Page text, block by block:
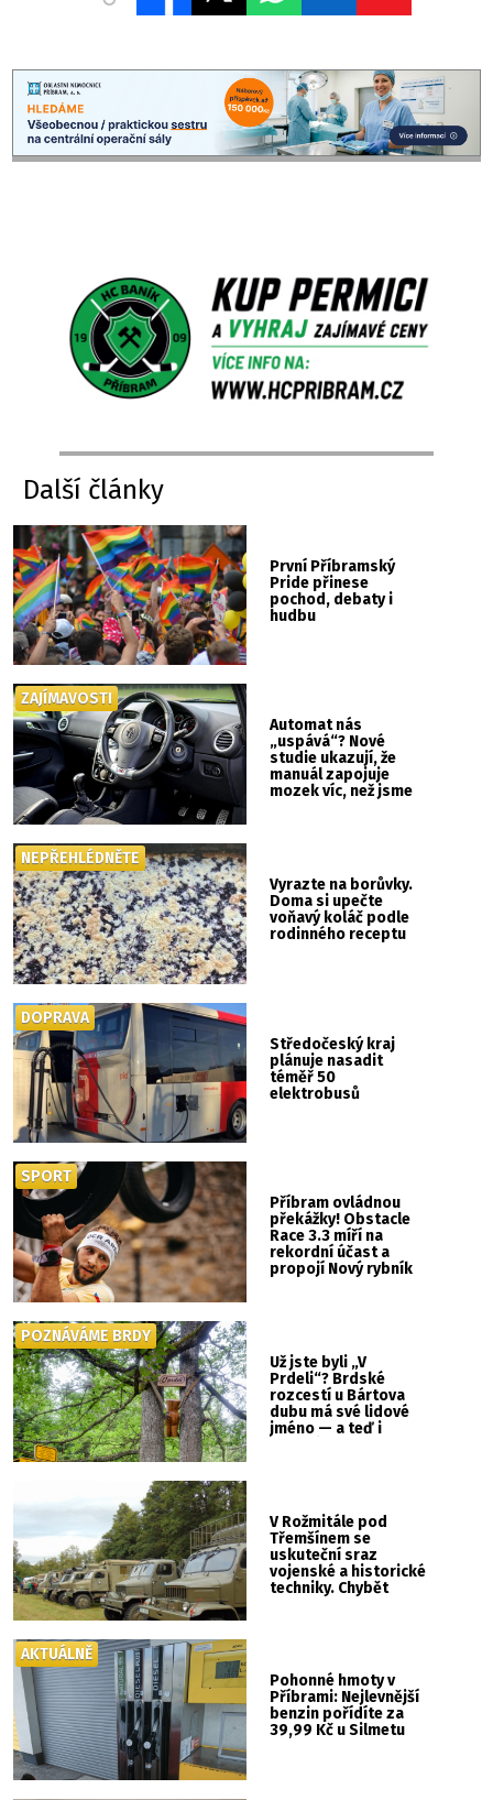
Další články
První Příbramský
Pride přinese
pochod, debaty i
hudbu
Automat nás
„uspává“? Nové
studie ukazují, že
manuál zapojuje
mozek víc, než jsme
ZAJÍMAVOSTI
Vyrazte na borůvky.
Doma si upečte
voňavý koláč podle
rodinného receptu
NEPŘEHLÉDNĚTE
Středočeský kraj
plánuje nasadit
téměř 50
elektrobusů
DOPRAVA
Příbram ovládnou
překážky! Obstacle
Race 3.3 míří na
rekordní účast a
propojí Nový rybník
SPORT
Už jste byli „V
Prdeli“? Brdské
rozcestí u Bártova
dubu má své lidové
jméno — a teď i
POZNÁVÁME BRDY
V Rožmitále pod
Třemšínem se
uskuteční sraz
vojenské a historické
techniky. Chybět
Pohonné hmoty v
Příbrami: Nejlevnější
benzin pořídíte za
39,99 Kč u Silmetu
AKTUÁLNĚ